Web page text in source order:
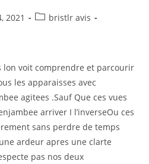
2021
Postbristlr avis
lon voit comprendre et parcourir
les apparaisses avec
agitees .Sauf Que ces vues
arriver I l’inverseOu ces
sans perdre de temps
ardeur apres une clarte
pas nos deux